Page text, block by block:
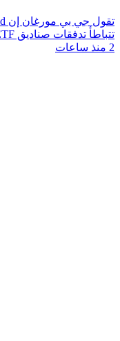
تتباطأ تدفقات صناديق ETF الخاصة بـ HYPE
2 منذ ساعات